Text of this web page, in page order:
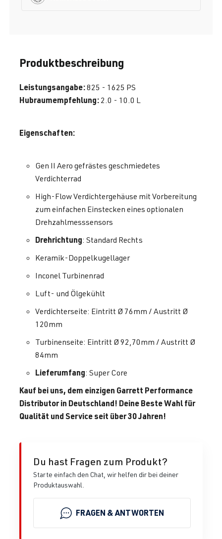
Produktbeschreibung
Leistungsangabe:825 - 1625 PS
Hubraumempfehlung: 2.0 - 10.0 L
Eigenschaften:
Gen II Aero gefrästes geschmiedetes
Verdichterrad
High-Flow Verdichtergehäuse mit Vorbereitung
zum einfachen Einstecken eines optionalen
Drehzahlmesssensors
Drehrichtung: Standard Rechts
Keramik-Doppelkugellager
Inconel Turbinenrad
Luft- und Ölgekühlt
Verdichterseite: Eintritt Ø 76mm / Austritt Ø
120mm
Turbinenseite: Eintritt Ø 92,70mm / Austritt Ø
84mm
Lieferumfang: Super Core
Kauf bei uns, dem einzigen Garrett Performance
Distributor in Deutschland! Deine Beste Wahl für
Qualität und Service seit über 30 Jahren!
Du hast Fragen zum Produkt?
Starte einfach den Chat, wir helfen dir bei deiner
Produktauswahl.
FRAGEN & ANTWORTEN